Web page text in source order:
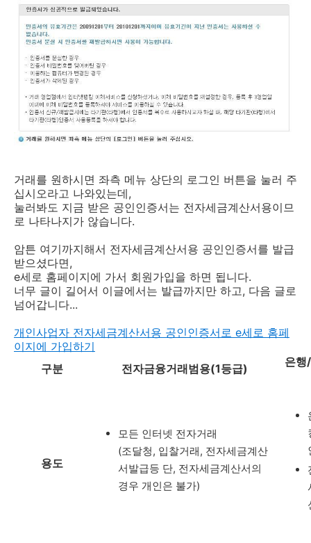
거래를 원하시면 좌측 메뉴 상단의 로그인 버튼을 눌러 주
십시오라고 나와있는데,
눌러봐도 지금 받은 공인인증서는 전자세금계산서용이므
로 나타나지가 않습니다.
암튼 여기까지해서 전자세금계산서용 공인인증서를 발급
받으셨다면,
e세로 홈페이지에 가서 회원가입을 하면 됩니다.
너무 글이 길어서 이글에서는 발급까지만 하고, 다음 글로
넘어갑니다...
개인사업자 전자세금계산서용 공인인증서로 e세로 홈페
이지에 가입하기
구분
전자금융거래범용(1등급) 은행
용도
모든 인터넷 전자거래
(조달청, 입찰거래, 전자세금계산
서발급등 단, 전자세금계산서의
경우 개인은 불가)